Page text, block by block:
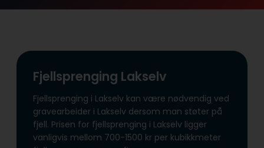
Fjellsprenging Lakselv
Fjellsprenging i Lakselv kan være nødvendig ved
gravearbeider i Lakselv dersom man støter på
fjell. Prisen for fjellsprenging i Lakselv ligger
vanligvis mellom 700-1500 kr per kubikkmeter